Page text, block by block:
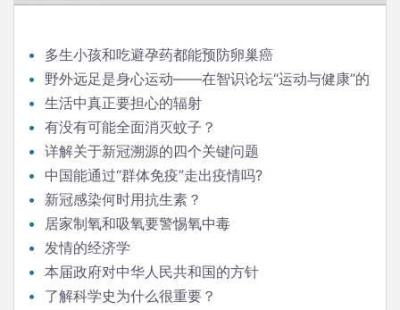
多生小孩和吃避孕药都能预防卵巢癌
野外远足是身心运动——在智识论坛“运动与健康”的
发言生活中真正要担心的辐射
有没有可能全面消灭蚊子？
详解关于新冠溯源的四个关键问题
中国能通过“群体免疫”走出疫情吗?
新冠感染何时用抗生素？
居家制氧和吸氧要警惕氧中毒
发情的经济学
本届政府对中华人民共和国的方针
了解科学史为什么很重要？